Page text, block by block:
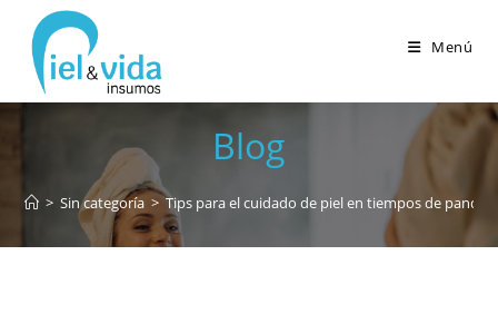
Menú
Blog
> Sin categoría > Tips para el cuidado de piel en tiempos de